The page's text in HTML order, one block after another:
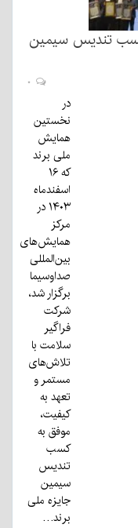
تندیس سیمین
در
نخستین
همایش
ملی برند
که ۱۶
اسفندماه
۱۴۰۳ در
مرکز
همایش‌های
بین‌المللی
صداوسیما
برگزار شد،
شرکت
فراگیر
سلامت با
تلاش‌های
مستمر و
تعهد به
کیفیت،
موفق به
کسب
تندیس
سیمین
جایزه ملی
برند…